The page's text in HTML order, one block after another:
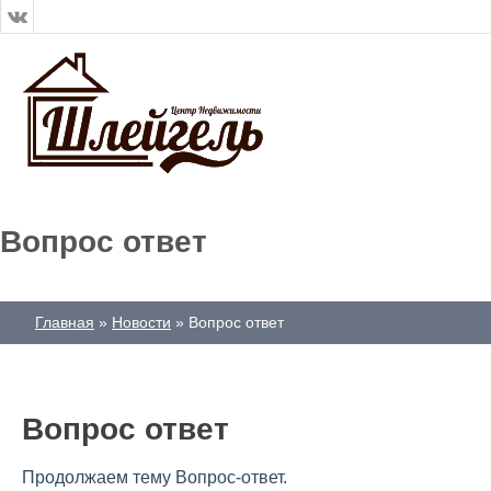
Вопрос ответ
Главная Новости Вопрос ответ
Вопрос ответ
Продолжаем тему Вопрос-ответ.